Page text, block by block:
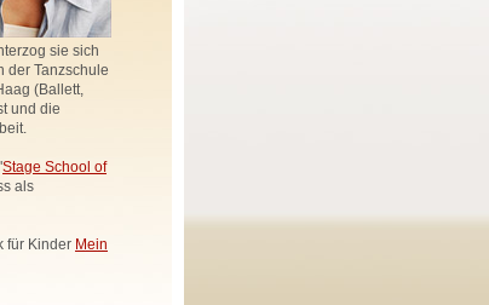
sie sich
der Tanzschule
(Ballett,
und die
Stage School of
als
für Kinder Mein